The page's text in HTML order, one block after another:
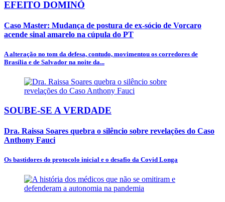
EFEITO DOMINÓ
Caso Master: Mudança de postura de ex-sócio de Vorcaro
acende sinal amarelo na cúpula do PT
A alteração no tom da defesa, contudo, movimentou os corredores de
Brasília e de Salvador na noite da...
SOUBE-SE A VERDADE
Dra. Raissa Soares quebra o silêncio sobre revelações do Caso
Anthony Fauci
Os bastidores do protocolo inicial e o desafio da Covid Longa